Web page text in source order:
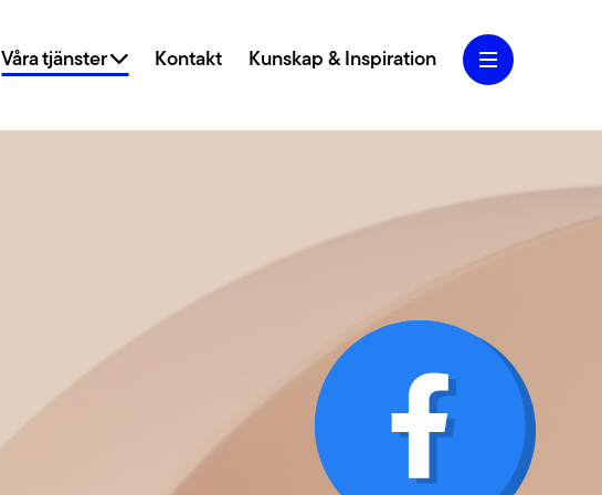
Våra tjänster
Genom kreativa designkoncept och användarcentrerad
design lyfter vi ditt varumärke och webbplats till nya höjder.
Growth Marketing
Med hjälp av SEO, SEM, Performance Marketing och Analys
hjälper vi dig att skapa och ta hand om din trafik.
Tillgänglighet
Vi har lång erfarenhet av att jobba med tillgängliga webbar
Kontakt Kunskap & Inspiration
Om oss